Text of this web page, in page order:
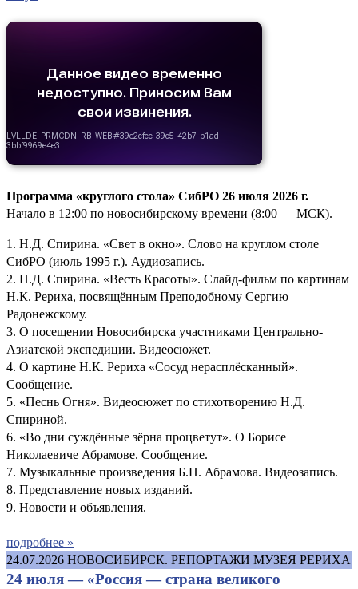
Программа «круглого стола» СибРО 26 июля 2026 г.
Начало в 12:00 по новосибирскому времени (8:00 — МСК).
1. Н.Д. Спирина. «Свет в окно». Слово на круглом столе
СибРО (июль 1995 г.). Аудиозапись.
2. Н.Д. Спирина. «Весть Красоты». Слайд-фильм по картинам
Н.К. Рериха, посвящённым Преподобному Сергию
Радонежскому.
3. О посещении Новосибирска участниками Центрально-
Азиатской экспедиции. Видеосюжет.
4. О картине Н.К. Рериха «Сосуд нерасплёсканный».
Сообщение.
5. «Песнь Огня». Видеосюжет по стихотворению Н.Д.
Спириной.
6. «Во дни суждённые зёрна процветут». О Борисе
Николаевиче Абрамове. Сообщение.
7. Музыкальные произведения Б.Н. Абрамова. Видеозапись.
8. Представление новых изданий.
9. Новости и объявления.
подробнее »
24.07.2026 НОВОСИБИРСК. РЕПОРТАЖИ МУЗЕЯ РЕРИХА
24 июля — «Россия — страна великого